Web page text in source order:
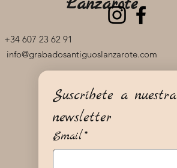
+34 607 23 62 91
info@grabadosantiguoslanzarote.com
Lanzarote
Suscríbete a nuestra
newsletter
Email*